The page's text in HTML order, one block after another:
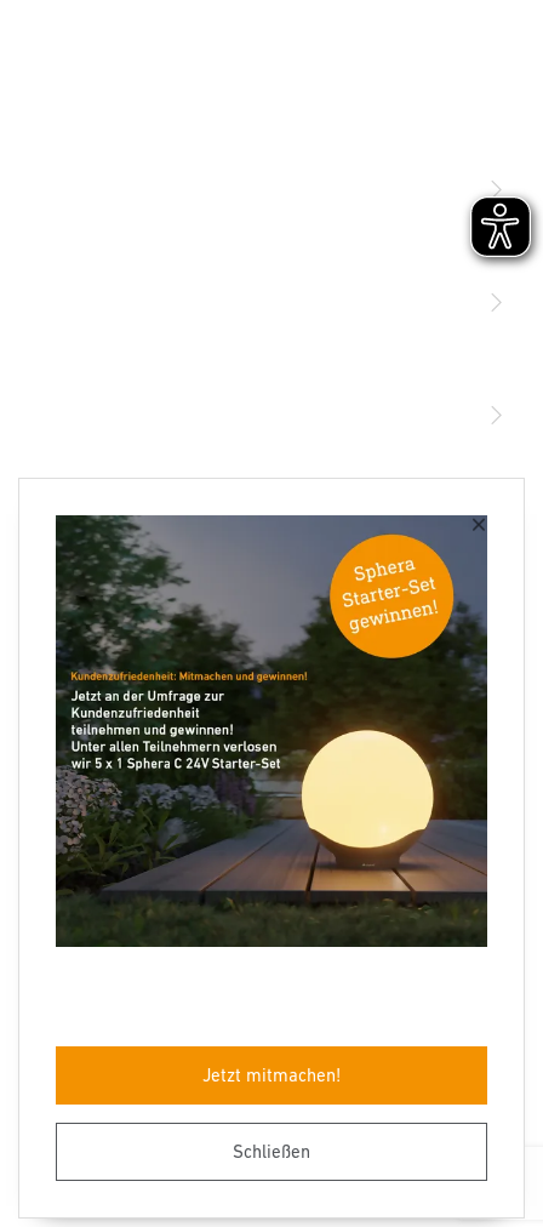
×
Schließen
Jetzt mitmachen!
Ihre E-Mail Adresse
Folgen Sie uns
Sprachauswahl
Herstellergarantie
Entsorgungshinweise
© STEINEL 2026